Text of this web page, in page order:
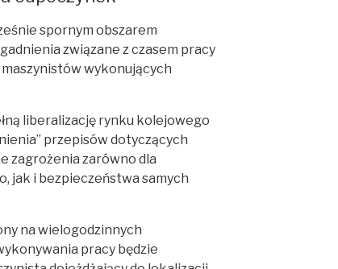
spornym obszarem
związane z czasem pracy
wykonujących
liberalizację rynku kolejowego
przepisów dotyczących
zagrożenia zarówno dla
jak i bezpieczeństwa samych
na wielogodzinnych
pracy będzie